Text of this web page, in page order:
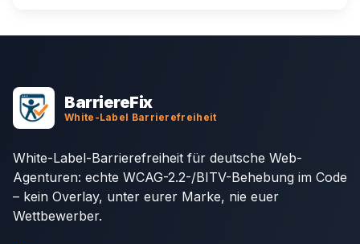
BarriereFix
White-Label Barrierefreiheit
White-Label-Barrierefreiheit für deutsche Web-
Agenturen: echte WCAG-2.2-/BITV-Behebung im Code
– kein Overlay, unter eurer Marke, nie euer
Wettbewerber.